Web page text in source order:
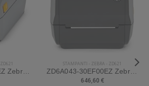
ZD621
ZD6A142-D0EF00EZ Zebra Mod. ZD621. Stampante di etichette.
STAMPANTI - ZEBRA - ZD621
ZD6A043-30EF00EZ Zebra Mod. ZD621. Stampante di etichette.
646,60 €